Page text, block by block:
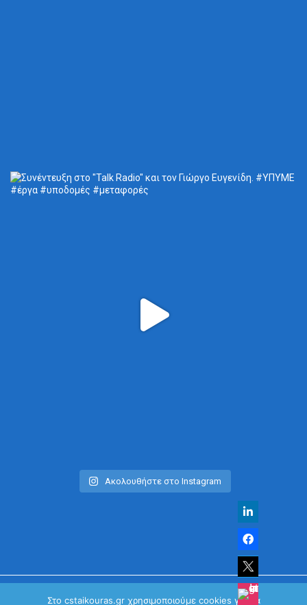
Ακολουθήστε στο Instagram
Στο cstaikouras.gr χρησιμοποιούμε cookies για να